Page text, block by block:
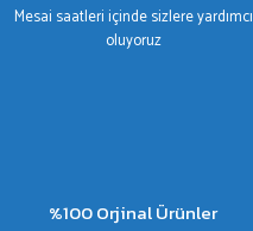
Mesai saatleri içinde sizlere yardımcı
oluyoruz
%100 Orjinal Ürünler